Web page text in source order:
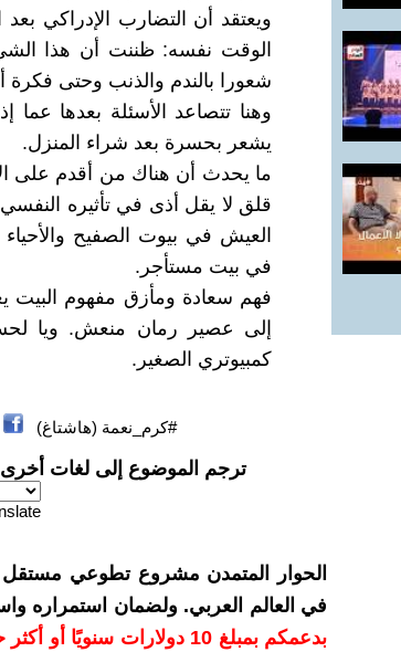
ويعتقد أن التضارب الإدراكي
الوقت نفسه: ظننت أن هذا
شعورا بالندم والذنب وحتى فكرة
وهنا تتصاعد الأسئلة بعدها عما
يشعر بحسرة بعد شراء المنزل.
ما يحدث أن هناك من أقدم على
قلق لا يقل أذى في تأثيره النفسي
العيش في بيوت الصفيح
في بيت مستأجر.
فهم سعادة ومأزق مفهوم البيت
إلى عصير رمان منعش. ويا
كمبيوتري الصغير.
#كرم_نعمة (هاشتاغ)
ترجم الموضوع إلى لغات
الحوار المتمدن مشروع تطوعي مستقل
في العالم العربي. ولضمان استمراره
بدعمكم بمبلغ 10 دولارات